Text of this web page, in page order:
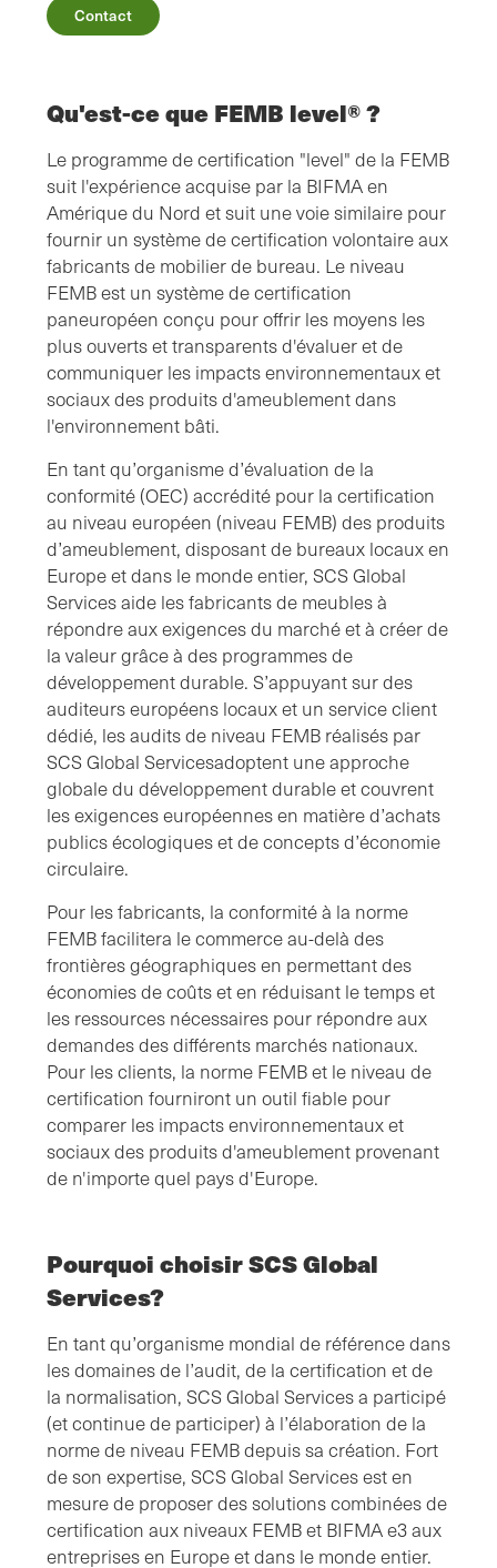
Contact
Qu'est-ce que FEMB level® ?
Le programme de certification "level" de la FEMB
suit l'expérience acquise par la BIFMA en
Amérique du Nord et suit une voie similaire pour
fournir un système de certification volontaire aux
fabricants de mobilier de bureau. Le niveau
FEMB est un système de certification
paneuropéen conçu pour offrir les moyens les
plus ouverts et transparents d'évaluer et de
communiquer les impacts environnementaux et
sociaux des produits d'ameublement dans
l'environnement bâti.
En tant qu’organisme d’évaluation de la
conformité (OEC) accrédité pour la certification
au niveau européen (niveau FEMB) des produits
d’ameublement, disposant de bureaux locaux en
Europe et dans le monde entier, SCS Global
Services aide les fabricants de meubles à
répondre aux exigences du marché et à créer de
la valeur grâce à des programmes de
développement durable. S’appuyant sur des
auditeurs européens locaux et un service client
dédié, les audits de niveau FEMB réalisés par
SCS Global Servicesadoptent une approche
globale du développement durable et couvrent
les exigences européennes en matière d’achats
publics écologiques et de concepts d’économie
circulaire.
Pour les fabricants, la conformité à la norme
FEMB facilitera le commerce au-delà des
frontières géographiques en permettant des
économies de coûts et en réduisant le temps et
les ressources nécessaires pour répondre aux
demandes des différents marchés nationaux.
Pour les clients, la norme FEMB et le niveau de
certification fourniront un outil fiable pour
comparer les impacts environnementaux et
sociaux des produits d'ameublement provenant
de n'importe quel pays d'Europe.
Pourquoi choisir SCS Global
Services?
En tant qu’organisme mondial de référence dans
les domaines de l’audit, de la certification et de
la normalisation, SCS Global Services a participé
(et continue de participer) à l’élaboration de la
norme de niveau FEMB depuis sa création. Fort
de son expertise, SCS Global Services est en
mesure de proposer des solutions combinées de
certification aux niveaux FEMB et BIFMA e3 aux
entreprises en Europe et dans le monde entier.